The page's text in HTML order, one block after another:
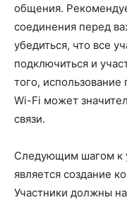
общения.
соединения перед
убедиться, что все
подключиться и
того,
Wi-Fi может
связи.
Следующим шагом к
является создание
Участники должны